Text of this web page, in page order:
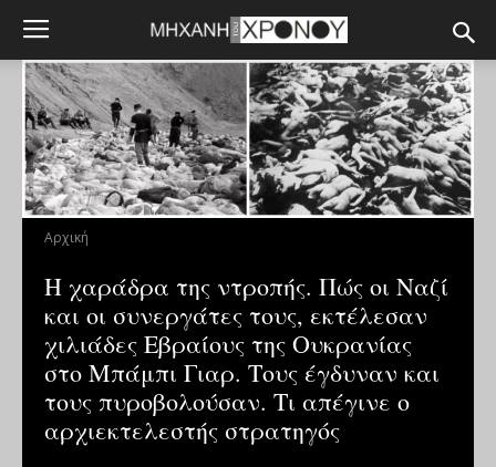
Αρχική
Η χαράδρα της ντροπής. Πώς οι Ναζί
και οι συνεργάτες τους, εκτέλεσαν
χιλιάδες Εβραίους της Ουκρανίας
στο Μπάμπι Γιαρ. Τους έγδυναν και
τους πυροβολούσαν. Τι απέγινε ο
αρχιεκτελεστής στρατηγός